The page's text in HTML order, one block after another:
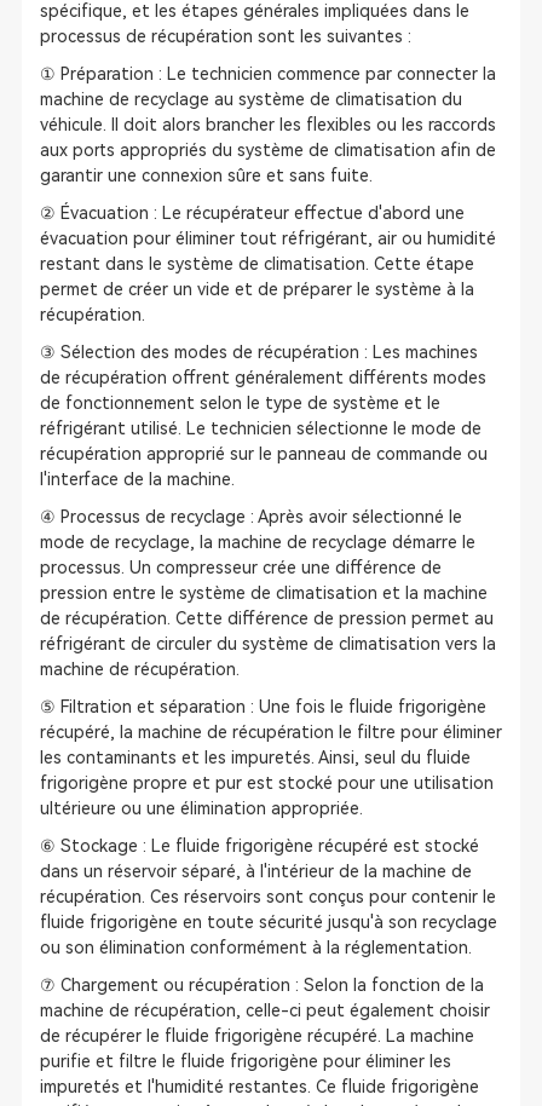
spécifique, et les étapes générales impliquées dans le
processus de récupération sont les suivantes :
① Préparation : Le technicien commence par connecter la
machine de recyclage au système de climatisation du
véhicule. Il doit alors brancher les flexibles ou les raccords
aux ports appropriés du système de climatisation afin de
garantir une connexion sûre et sans fuite.
② Évacuation : Le récupérateur effectue d'abord une
évacuation pour éliminer tout réfrigérant, air ou humidité
restant dans le système de climatisation. Cette étape
permet de créer un vide et de préparer le système à la
récupération.
③ Sélection des modes de récupération : Les machines
de récupération offrent généralement différents modes
de fonctionnement selon le type de système et le
réfrigérant utilisé. Le technicien sélectionne le mode de
récupération approprié sur le panneau de commande ou
l'interface de la machine.
④ Processus de recyclage : Après avoir sélectionné le
mode de recyclage, la machine de recyclage démarre le
processus. Un compresseur crée une différence de
pression entre le système de climatisation et la machine
de récupération. Cette différence de pression permet au
réfrigérant de circuler du système de climatisation vers la
machine de récupération.
⑤ Filtration et séparation : Une fois le fluide frigorigène
récupéré, la machine de récupération le filtre pour éliminer
les contaminants et les impuretés. Ainsi, seul du fluide
frigorigène propre et pur est stocké pour une utilisation
ultérieure ou une élimination appropriée.
⑥ Stockage : Le fluide frigorigène récupéré est stocké
dans un réservoir séparé, à l'intérieur de la machine de
récupération. Ces réservoirs sont conçus pour contenir le
fluide frigorigène en toute sécurité jusqu'à son recyclage
ou son élimination conformément à la réglementation.
⑦ Chargement ou récupération : Selon la fonction de la
machine de récupération, celle-ci peut également choisir
de récupérer le fluide frigorigène récupéré. La machine
purifie et filtre le fluide frigorigène pour éliminer les
impuretés et l'humidité restantes. Ce fluide frigorigène